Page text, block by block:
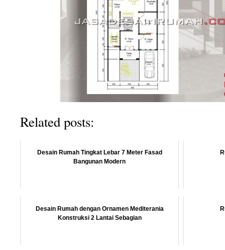
Related posts:
Desain Rumah Tingkat Lebar 7 Meter Fasad
Bangunan Modern
Desain Rumah dengan Ornamen Mediterania
Konstruksi 2 Lantai Sebagian